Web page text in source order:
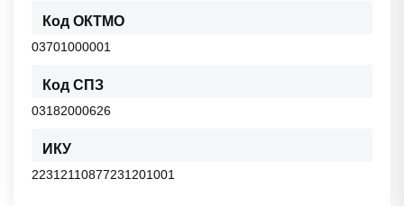
Код ОКТМО
03701000001
Код СПЗ
03182000626
ИКУ
22312110877231201001